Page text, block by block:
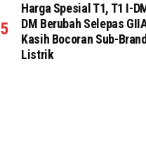
Harga Spesial T1, T1 I-
DM Berubah Selepas
Kasih Bocoran Sub-
Listrik